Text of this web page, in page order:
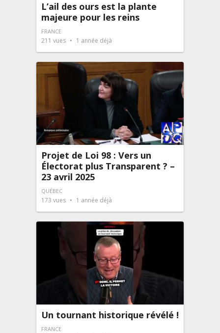
L’ail des ours est la plante
majeure pour les reins
FRANCE
211 vues 1 année déjà
Projet de Loi 98 : Vers un
Électorat plus Transparent ? –
23 avril 2025
QUÉBEC
173 vues 1 année déjà
Un tournant historique révélé !
FRANCE